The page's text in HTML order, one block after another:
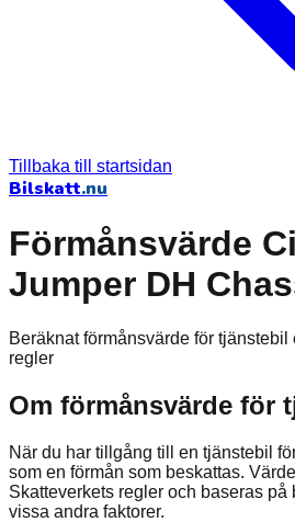
Tillbaka till startsidan
Bilskatt.nu
Förmånsvärde
Jumper DH
Beräknat förmånsvärde för
regler
Om förmånsvärde för
När du har tillgång till en tjänstebil
som en förmån som beskattas.
Skatteverkets regler och baseras
vissa andra faktorer.